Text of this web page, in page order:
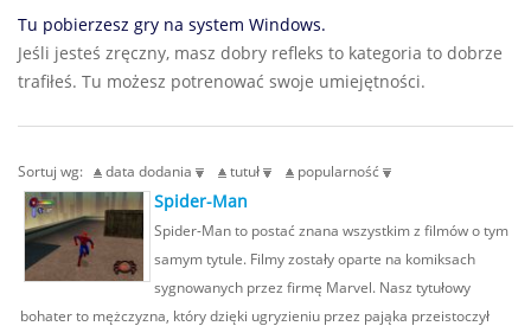
Tu pobierzesz gry na system Windows.
Jeśli jesteś zręczny, masz dobry refleks to kategoria to dobrze
trafiłeś. Tu możesz potrenować swoje umiejętności.
Sortuj wg: data dodania tutuł popularność
Spider-Man
Spider-Man to postać znana wszystkim z filmów o tym
samym tytule. Filmy zostały oparte na komiksach
sygnowanych przez firmę Marvel. Nasz tytułowy
bohater to mężczyzna, który dzięki ugryzieniu przez pająka przeistoczył